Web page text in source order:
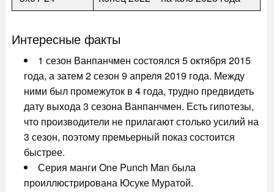
Интересные факты
1 сезон Ванпанчмен состоялся 5 октября 2015
года, а затем 2 сезон 9 апреля 2019 года. Между
ними был промежуток в 4 года, трудно предвидеть
дату выхода 3 сезона Ванпанчмен. Есть гипотезы,
что производители не прилагают столько усилий на
3 сезон, поэтому премьерный показ состоится
быстрее.
Серия манги One Punch Man была
проиллюстрирована Юсуке Муратой.